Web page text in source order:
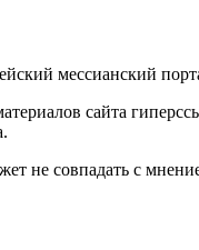
мессианский
сайта
не совпадать с